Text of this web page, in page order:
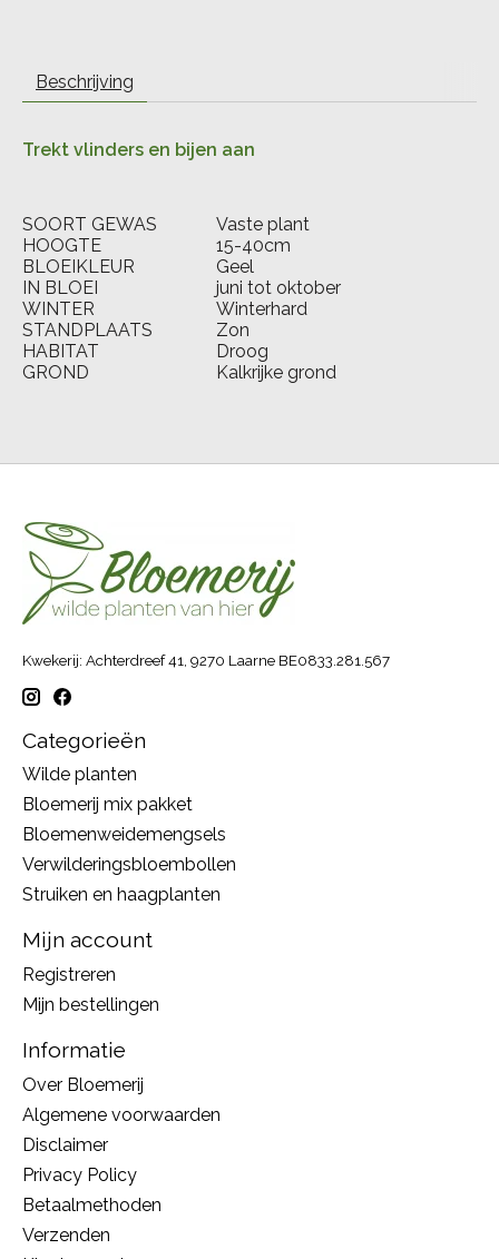
Beschrijving
Trekt vlinders en bijen aan
SOORT GEWAS
Vaste plant
HOOGTE
15-40cm
BLOEIKLEUR
Geel
IN BLOEI
juni tot oktober
WINTER
Winterhard
STANDPLAATS
Zon
HABITAT
Droog
GROND
Kalkrijke grond
Kwekerij: Achterdreef 41, 9270 Laarne BE0833.281.567
Categorieën
Wilde planten
Bloemerij mix pakket
Bloemenweidemengsels
Verwilderingsbloembollen
Struiken en haagplanten
Mijn account
Registreren
Mijn bestellingen
Informatie
Over Bloemerij
Algemene voorwaarden
Disclaimer
Privacy Policy
Betaalmethoden
Verzenden